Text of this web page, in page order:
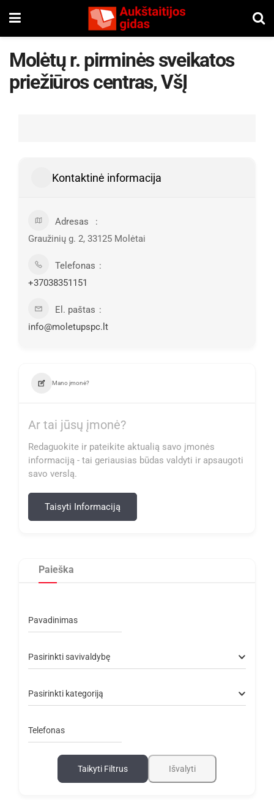
Molėtų r. pirminės sveikatos
priežiūros centras, VšĮ
Kontaktinė informacija
Adresas
Graužinių g. 2, 33125 Molėtai
Telefonas
+37038351151
El. paštas
info@moletupspc.lt
Mano įmonė?
Ar tai jūsų įmonė?
Redaguokite ir pateikite aktualią savo įmonės
informaciją - tai geriausias būdas valdyti ir apsaugoti
savo verslą.
Taisyti Informaciją
Paieška
Pavadinimas
Pasirinkti savivaldybę
Pasirinkti kategoriją
Telefonas
Taikyti Filtrus Išvalyti